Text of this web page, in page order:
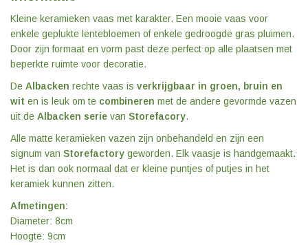
Kleine keramieken vaas met karakter. Een mooie vaas voor
enkele geplukte lentebloemen of enkele gedroogde gras pluimen.
Door zijn formaat en vorm past deze perfect op alle plaatsen met
beperkte ruimte voor decoratie.
De Albacken rechte vaas is verkrijgbaar in groen, bruin en
wit en is leuk om te combineren met de andere gevormde vazen
uit de Albacken serie van Storefacory.
Alle matte keramieken vazen zijn onbehandeld en zijn een
signum van Storefactory geworden. Elk vaasje is handgemaakt.
Het is dan ook normaal dat er kleine puntjes of putjes in het
keramiek kunnen zitten.
Afmetingen:
Diameter: 8cm
Hoogte: 9cm